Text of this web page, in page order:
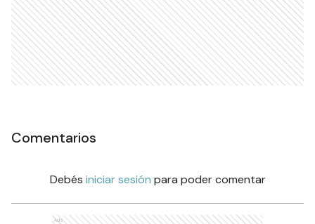
Comentarios
Debés iniciar sesión para poder comentar
Ads